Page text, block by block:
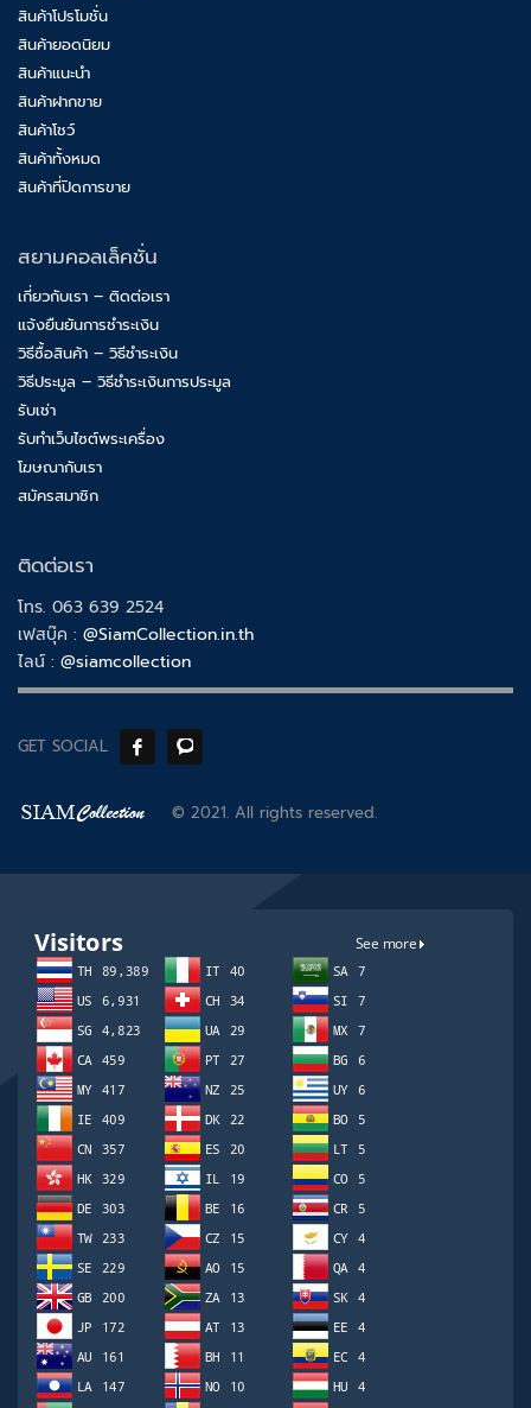
สินค้าโปรโมชั่น
สินค้ายอดนิยม
สินค้าแนะนำ
สินค้าฝากขาย
สินค้าโชว์
สินค้าทั้งหมด
สินค้าที่ปิดการขาย
สยามคอลเล็คชั่น
เกี่ยวกับเรา – ติดต่อเรา
แจ้งยืนยันการชำระเงิน
วิธีซื้อสินค้า – วิธีชำระเงิน
วิธีประมูล – วิธีชำระเงินการประมูล
รับเช่า
รับทำเว็บไซต์พระเครื่อง
โฆษณากับเรา
สมัครสมาชิก
ติดต่อเรา
โทร. 063 639 2524
เฟสบุ๊ค : @SiamCollection.in.th
ไลน์ : @siamcollection
GET SOCIAL
© 2021. All rights reserved.